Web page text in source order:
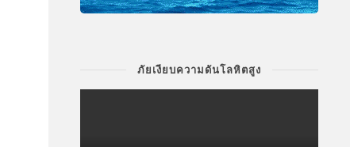
ภัยเงียบความดันโลหิตสูง